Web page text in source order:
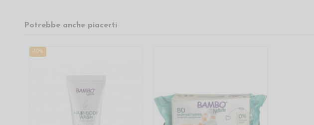
Potrebbe anche piacerti
-10%